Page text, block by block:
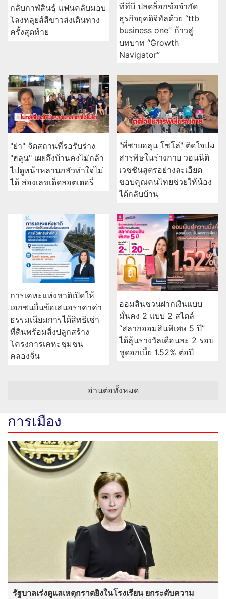
กลับกาฬสินธุ์ แฟนคลับมอบ
โลงหลุยส์สีขาวส่งเดินทาง
ครั้งสุดท้าย
ทีทีบี ปลดล็อกข้อจำกัด
ธุรกิจยุคดิจิทัลด้วย “ttb
business one” ก้าวสู่
บทบาท “Growth
Navigator”
"ย่า" จัดสถานที่รอรับร่าง
"ฮลุน" เผยถึงบ้านคงไม่กล้า
ไปดูหน้าหลานกลัวทำใจไม่
ได้ ส่องเลขเด็ดลอตเตอรี่
"พี่ชายฮลุน โซโล่" ติดใจปม
สารพิษในร่างกาย วอนนิติ
เวชชันสูตรอย่างละเอียด
ขอบคุณคนไทยช่วยให้น้อง
ได้กลับบ้าน
การเคหะแห่งชาติเปิดให้
เอกชนยื่นข้อเสนอราคาค่า
ธรรมเนียมการได้สิทธิเช่า
ที่ดินพร้อมสิ่งปลูกสร้าง
โครงการเคหะชุมชน
คลองจั่น
ออมสินชวนฝากเงินแบบ
มั่นคง 2 แบบ 2 สไตล์
“สลากออมสินพิเศษ 5 ปี”
ได้ลุ้นรางวัลเดือนละ 2 รอบ
ชูดอกเบี้ย 1.52% ต่อปี
อ่านต่อทั้งหมด
การเมือง
รัฐบาลเร่งดูแลเหตุกราดยิงในโรงเรียน ยกระดับความ